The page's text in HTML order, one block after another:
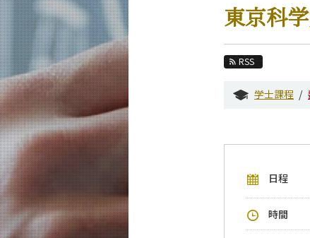
東京科
RSS
学士課程
日程
時間